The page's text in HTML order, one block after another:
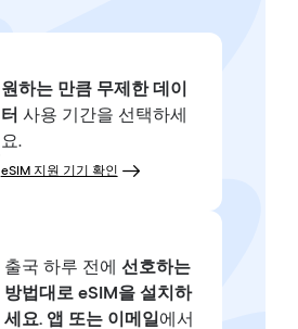
원하는 만큼 무제한 데이
터 사용 기간을 선택하세
요.
eSIM 지원 기기 확인
출국 하루 전에 선호하는
방법대로 eSIM을 설치하
세요. 앱 또는 이메일 에서